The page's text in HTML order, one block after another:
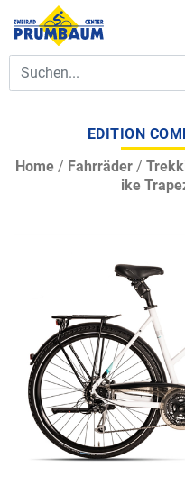
EDITION
Home/ Fahrräder/
ike